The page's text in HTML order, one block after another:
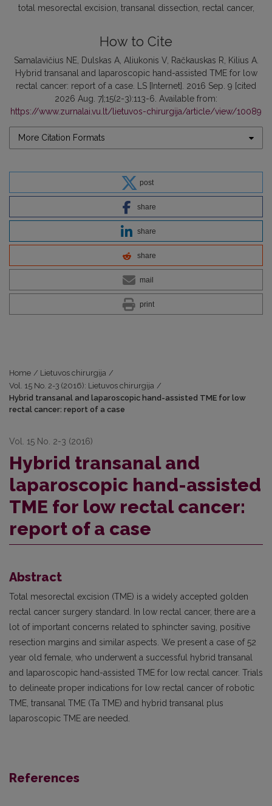
total mesorectal excision transanal dissection rectal cancer
How to Cite
Samalavičius NE, Dulskas A, Aliukonis V, Račkauskas R, Kilius A.
Hybrid transanal and laparoscopic hand-assisted TME for low
rectal cancer: report of a case. LS [Internet]. 2016 Sep. 9 [cited
2026 Aug. 7];15(2-3):113-6. Available from:
https://www.zurnalai.vu.lt/lietuvos-chirurgija/article/view/10089
More Citation Formats
post
share
share
share
mail
print
Home / Lietuvos chirurgija /
Vol. 15 No. 2-3 (2016): Lietuvos chirurgija /
Hybrid transanal and laparoscopic hand-assisted TME for low
rectal cancer: report of a case
Vol. 15 No. 2-3 (2016)
Hybrid transanal and
laparoscopic hand-assisted
TME for low rectal cancer:
report of a case
Abstract
Total mesorectal excision (TME) is a widely accepted golden
rectal cancer surgery standard. In low rectal cancer, there are a
lot of important concerns related to sphincter saving, positive
resection margins and similar aspects. We present a case of 52
year old female, who underwent a successful hybrid transanal
and laparoscopic hand-assisted TME for low rectal cancer. Trials
to delineate proper indications for low rectal cancer of robotic
TME, transanal TME (Ta TME) and hybrid transanal plus
laparoscopic TME are needed.
References